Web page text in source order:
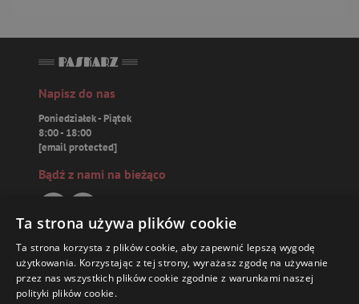
Napisz do nas
Poniedziałek - Piątek
8:00 - 18:00
[email protected]
Bądź z nami na bieżąco
Paskarz.pl
Zamówienia
Ta strona używa plików cookie
Ta strona korzysta z plików cookie, aby zapewnić lepszą wygodę
użytkowania. Korzystając z tej strony, wyrażasz zgodę na używanie
przez nas wszystkich plików cookie zgodnie z warunkami naszej
polityki plików cookie.